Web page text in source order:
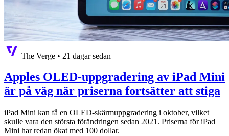
The Verge • 21 dagar sedan
Apples OLED-uppgradering av iPad Mini
är på väg när priserna fortsätter att stiga
iPad Mini kan få en OLED-skärmuppgradering i oktober, vilket
skulle vara den största förändringen sedan 2021. Priserna för iPad
Mini har redan ökat med 100 dollar.